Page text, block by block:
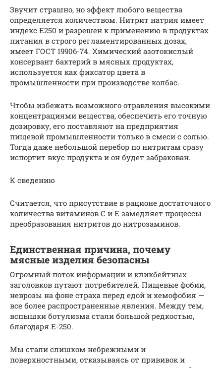
Звучит страшно, но эффект любого вещества
определяется количеством. Нитрит натрия имеет
индекс Е250 и разрешен к применению в продуктах
питания в строго регламентированных дозах,
имеет ГОСТ 19906-74. Химический азотокислый
консервант бактерий в мясных продуктах,
используется как фиксатор цвета в
промышленности при производстве колбас.
Чтобы избежать возможного отравления высокими
концентрациями вещества, обеспечить его точную
дозировку, его поставляют на предприятия
пищевой промышленности только в смеси с солью.
Тогда даже небольшой перебор по нитритам сразу
испортит вкус продукта и он будет забракован.
К сведению
Считается, что присутствие в рационе достаточного
количества витаминов С и Е замедляет процессы
преобразования нитритов до нитрозаминов.
Единственная причина, почему
мясные изделия безопасны
Огромный поток информации и кликбейтных
заголовков путают потребителей. Пищевые фобии,
неврозы на фоне страха перед едой и хемофобия —
все более распространенные явления. Между тем,
вспышки ботулизма стали большой редкостью,
благодаря Е-250.
Мы стали слишком небрежными и
поверхностными, отказываясь от прививок и